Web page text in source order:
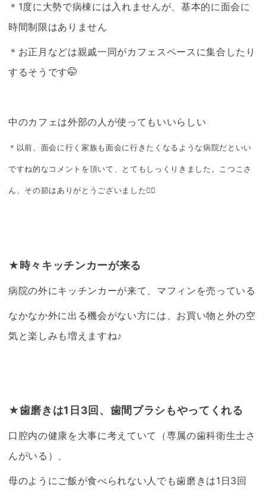
＊1度に大勢で病棟には入れませんが、基本的に面会に
時間制限はありません
＊お正月などは親戚一同がカフェスペースに集合したり
するそうです🤭
中のカフェは外部の人が使ってもいいらしい
＊以前、面会に行く家族も面会に行きたくなるような病院だといい
ですね的なコメントを頂いて、とてもしっくりきました。こつこさ
ん、その節はありがとうございました🙇‍♀️
★時々キッチンカーが来る
病院の外にキッチンカーが来て、マフィンを売っている
なかなか外に出る機会がない方には、お買い物と外の空
気と楽しみも増えますね♪
★歯磨きは1日3回、歯間ブラシもやってくれる
口腔内の健康を大事に考えていて（専属の歯科衛生士さ
んがいる）、
母のようにご飯が食べられない人でも歯磨きは1日3回